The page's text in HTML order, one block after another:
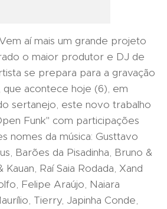
aí mais um grande projeto
o maior produtor e DJ de
se prepara para a gravação
acontece hoje (6), em
sertanejo, este novo trabalho
Funk" com participações
nomes da música: Gusttavo
Barões da Pisadinha, Bruno &
Raí Saia Rodada, Xand
Felipe Araújo, Naiara
Tierry, Japinha Conde,